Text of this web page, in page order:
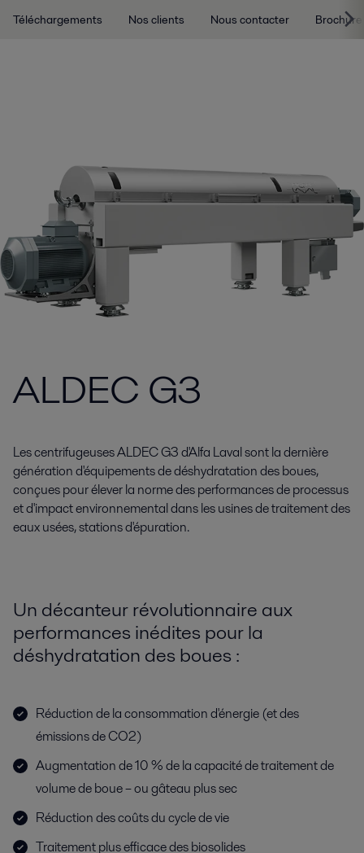
Téléchargements Nos clients Nous contacter Brochure
ALDEC G3
Les centrifugeuses ALDEC G3 d'Alfa Laval sont la dernière
génération d'équipements de déshydratation des boues,
conçues pour élever la norme des performances de processus
et d'impact environnemental dans les usines de traitement des
eaux usées, stations d'épuration.
Un décanteur révolutionnaire aux
performances inédites pour la
déshydratation des boues :
Réduction de la consommation d'énergie (et des
émissions de CO2)
Augmentation de 10 % de la capacité de traitement de
volume de boue – ou gâteau plus sec
Réduction des coûts du cycle de vie
Traitement plus efficace des biosolides